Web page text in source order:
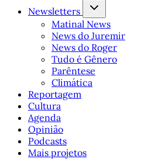
Newsletters
Matinal News
News do Juremir
News do Roger
Tudo é Gênero
Parêntese
Climática
Reportagem
Cultura
Agenda
Opinião
Podcasts
Mais projetos